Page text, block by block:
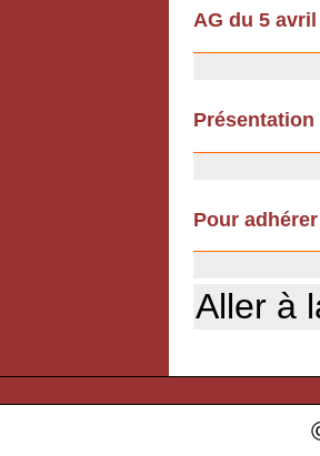
AG du 5 avril
Pour
Aller à